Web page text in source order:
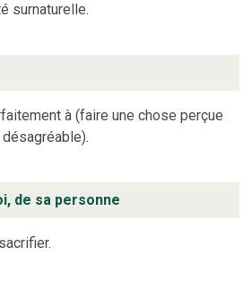
surnaturelle.
à (faire une chose perçue
de sa personne